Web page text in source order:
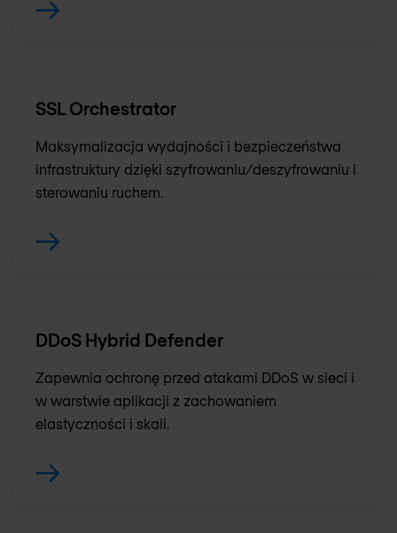
SSL Orchestrator
Maksymalizacja wydajności i bezpieczeństwa
infrastruktury dzięki szyfrowaniu/deszyfrowaniu i
sterowaniu ruchem.
DDoS Hybrid Defender
Zapewnia ochronę przed atakami DDoS w sieci i
w warstwie aplikacji z zachowaniem
elastyczności i skali.